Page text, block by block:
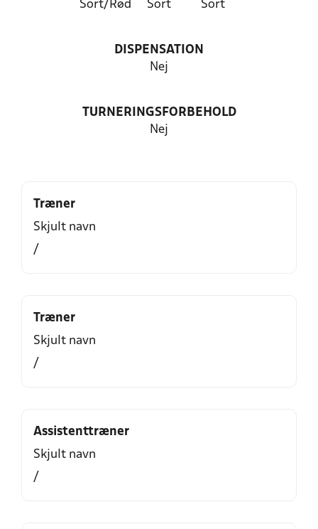
Sort/Rød Sort Sort
DISPENSATION
Nej
TURNERINGSFORBEHOLD
Nej
Træner
Skjult navn
/
Træner
Skjult navn
/
Assistenttræner
Skjult navn
/